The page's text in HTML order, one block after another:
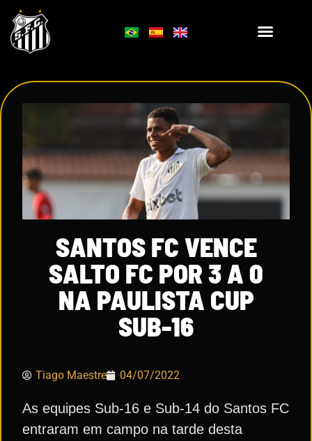
SANTOS FC VENCE
SALTO FC POR 3 A 0
NA PAULISTA CUP
SUB-16
Tiago Maestre 04/07/2022
As equipes Sub-16 e Sub-14 do Santos FC
entraram em campo na tarde desta